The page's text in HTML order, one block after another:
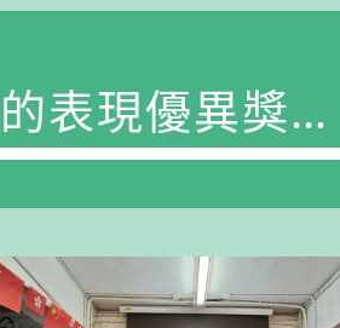
(P.2,P.3,P.6)